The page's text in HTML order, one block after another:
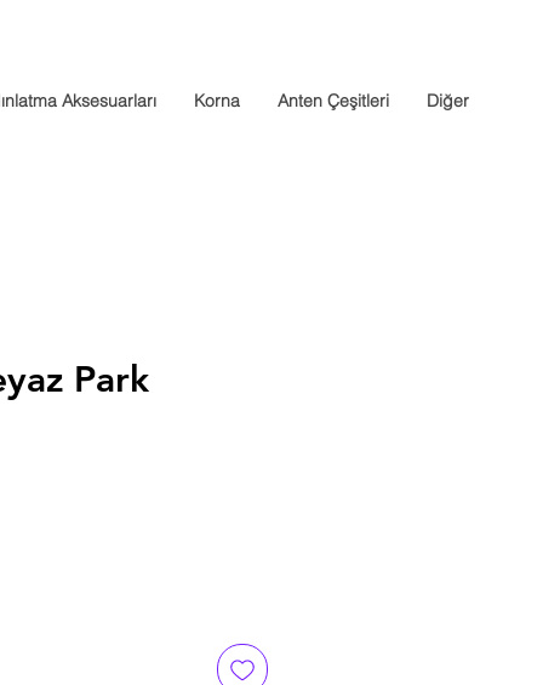
Aksesuarları Korna Anten Çeşitleri Diğer
Park